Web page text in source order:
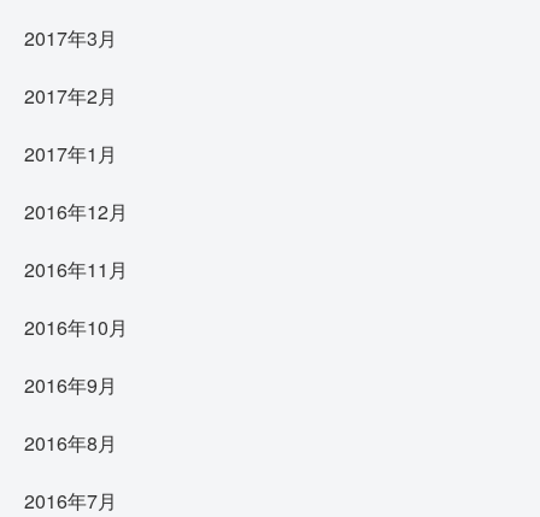
2017年3月
2017年2月
2017年1月
2016年12月
2016年11月
2016年10月
2016年9月
2016年8月
2016年7月